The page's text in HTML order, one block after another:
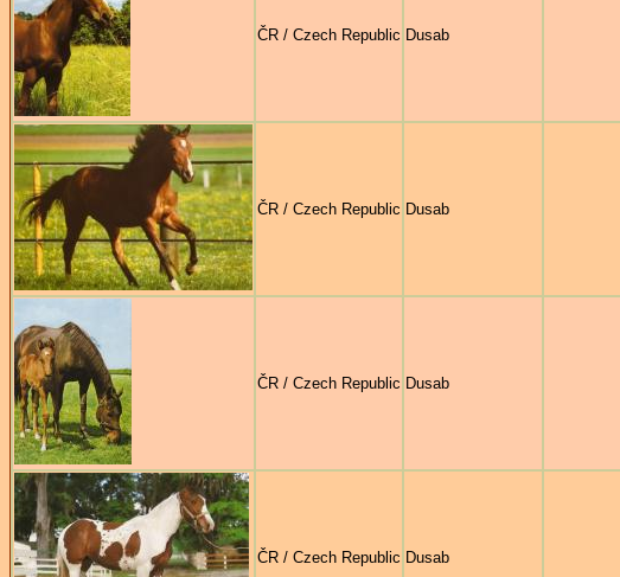
ČR / Czech Republic Dusab
ČR / Czech Republic Dusab
ČR / Czech Republic Dusab
ČR / Czech Republic Dusab